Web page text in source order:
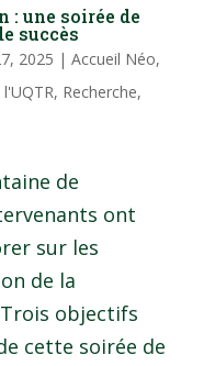
une soirée de
succès
2025 | Accueil Néo,
, Recherche,
de
ont
sur les
de la
Trois objectifs
cette soirée de